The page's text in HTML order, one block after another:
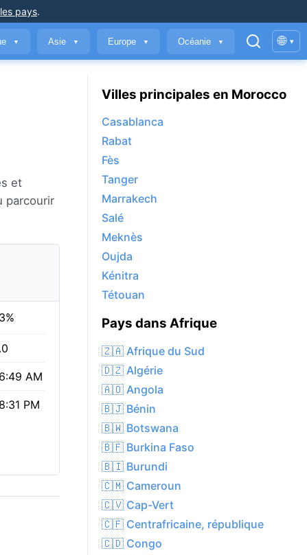
pays.
▼ Asie ▼ Europe ▼ Océanie ▼ 🌐 ▾
et
parcourir
AM
PM
Villes principales en Morocco
Casablanca
Rabat
Fès
Tanger
Marrakech
Salé
Meknès
Oujda
Kénitra
Tétouan
Pays dans Afrique
🇿🇦 Afrique du Sud
🇩🇿 Algérie
🇦🇴 Angola
🇧🇯 Bénin
🇧🇼 Botswana
🇧🇫 Burkina Faso
🇧🇮 Burundi
🇨🇲 Cameroun
🇨🇻 Cap-Vert
🇨🇫 Centrafricaine, république
🇨🇩 Congo